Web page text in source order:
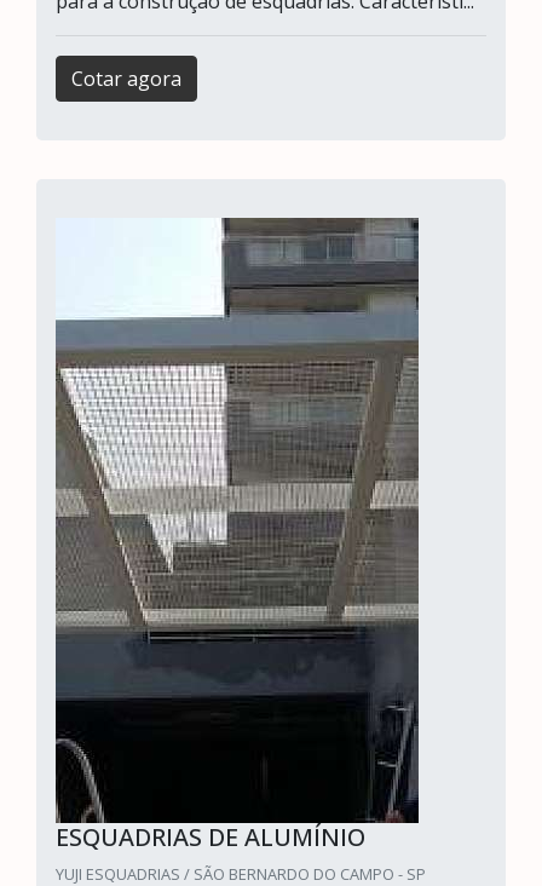
Cotar agora
ESQUADRIAS DE ALUMÍNIO
YUJI ESQUADRIAS / SÃO BERNARDO DO CAMPO - SP